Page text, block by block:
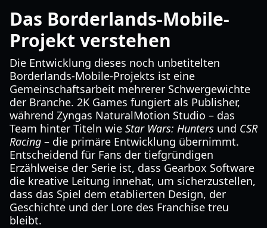
Das Borderlands-Mobile-
Projekt verstehen
Die Entwicklung dieses noch unbetitelten
Borderlands-Mobile-Projekts ist eine
Gemeinschaftsarbeit mehrerer Schwergewichte
der Branche. 2K Games fungiert als Publisher,
während Zyngas NaturalMotion Studio – das
Team hinter Titeln wie Star Wars: Hunters und CSR
Racing – die primäre Entwicklung übernimmt.
Entscheidend für Fans der tiefgründigen
Erzählweise der Serie ist, dass Gearbox Software
die kreative Leitung innehat, um sicherzustellen,
dass das Spiel dem etablierten Design, der
Geschichte und der Lore des Franchise treu
bleibt.